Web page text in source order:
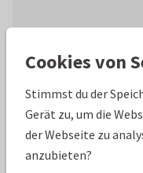
Elegante Menükarte
Goldlook, optional mit
Menüvorschläge ganz
Cookies von
Stimmst du der
Gerät zu, um die
der Webseite zu
anzubieten?